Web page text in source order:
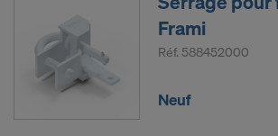
Frami
Réf. 588452000
Neuf